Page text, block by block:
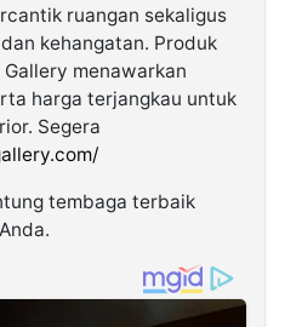
ruangan sekaligus
kehangatan. Produk
menawarkan
harga terjangkau untuk
Segera
tembaga terbaik